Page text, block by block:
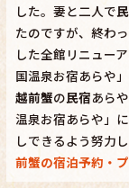
した。妻と二人で
たのですが、終わ
した全館リニュー
国温泉お宿あらや
越前蟹の民宿あら
温泉お宿あらや」
しできるよう努力
前蟹の宿泊予約・